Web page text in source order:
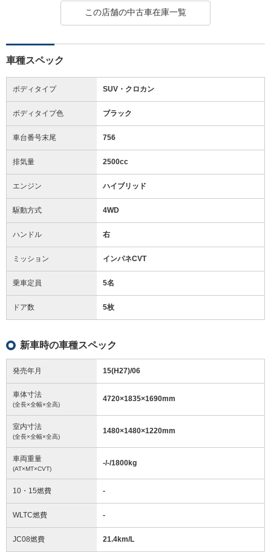
この店舗の中古車在庫一覧
車種スペック
ボディタイプ SUV・クロカン
ボディタイプ色 ブラック
車台番号末尾 756
排気量 2500cc
エンジン ハイブリッド
駆動方式 4WD
ハンドル 右
ミッション インパネCVT
乗車定員 5名
ドア数 5枚
新車時の車種スペック
発売年月 15(H27)/06
車体寸法
(全長×全幅×全高)
4720×1835×1690mm
室内寸法
(全長×全幅×全高)
1480×1480×1220mm
車両重量
(AT×MT×CVT)
-/-/1800kg
10・15燃費 -
WLTC燃費 -
JC08燃費 21.4km/L